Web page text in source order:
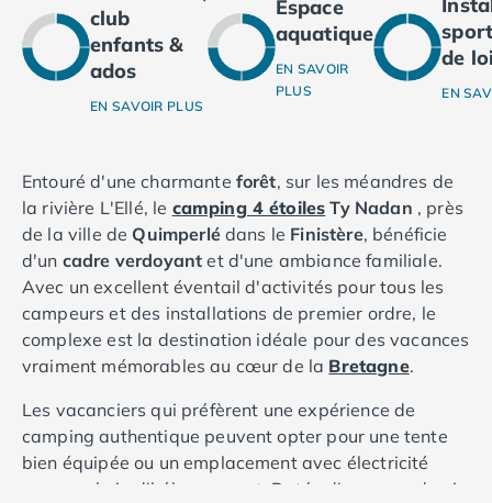
Camping Ardennes
Camping Corse
Camping Corse-du-Sud
Camping Ghisonaccia
Camping Saint-Florent
Camping Franche-Comté
Camping Doubs
Camping Jura
Camping Clairvaux-les-Lacs
Camping Haute-Normandie
Camping Eure
Camping Essonne
Camping Seine-et-Marne
Camping Val d'Oise
Camping Val-de-Marne
club
enfants &
ados
EN SAVOIR PLUS
Espace
aquatique
EN SAVOIR
PLUS
de
EN
Entouré d'une charmante forêt, sur les méandres de
la rivière L'Ellé, le camping 4 étoiles Ty Nadan , près
de la ville de Quimperlédans le Finistère, bénéficie
d'un cadre verdoyantet d'une ambiance familiale.
Avec un excellent éventail d'activités pour tous les
campeurs et des installations de premier ordre, le
complexe est la destination idéale pour des vacances
vraiment mémorables au cœur de la Bretagne.
Les vacanciers qui préfèrent une expérience de
camping authentique peuvent opter pour une tente
bien équipée ou un emplacement avec électricité
comme choix d'hébergement. Dotée d'espaces de vie